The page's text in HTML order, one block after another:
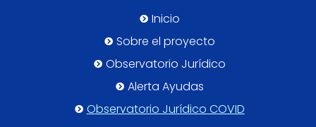
Inicio
Sobre el proyecto
Observatorio Jurídico
Alerta Ayudas
Observatorio Jurídico COVID